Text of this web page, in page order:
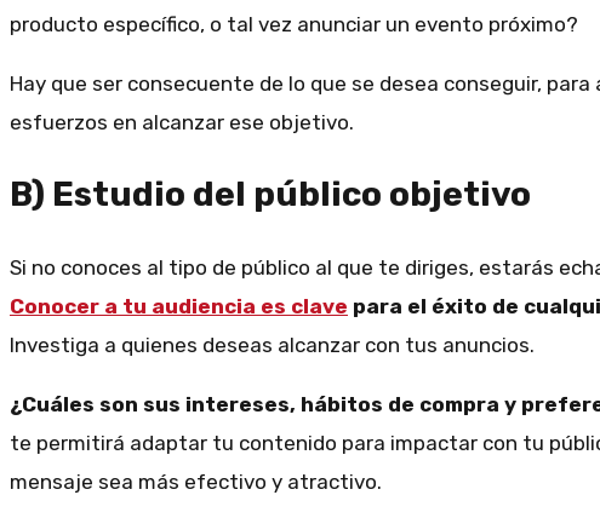
producto específico, o tal vez anunciar un evento próximo?
Hay que ser consecuente de lo que se desea conseguir,
esfuerzos en alcanzar ese objetivo.
B) Estudio del público objetivo
Si no conoces al tipo de público al que te diriges, estarás
Conocer a tu audiencia es clave para el éxito de
Investiga a quienes deseas alcanzar con tus anuncios.
¿Cuáles son sus intereses, hábitos de compra y
te permitirá adaptar tu contenido para impactar con tu
mensaje sea más efectivo y atractivo.